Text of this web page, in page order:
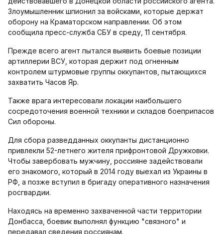
Злоумышленник шпионил за войсками, которые держат
оборону на Краматорском направлении. Об этом
сообщила пресс-служба СБУ в среду, 11 сентября.
Прежде всего агент пытался выявить боевые позиции
артиллерии ВСУ, которая держит под огненным
контролем штурмовые группы оккупантов, пытающихся
захватить Часов Яр.
Также врага интересовали локации наибольшего
сосредоточения военной техники и складов боеприпасов
Сил обороны.
Для сбора разведданных оккупанты дистанционно
привлекли 52-летнего жителя прифронтовой Дружковки.
Чтобы завербовать мужчину, россияне задействовали
его знакомого, который в 2014 году выехал из Украины в
РФ, а позже вступил в бригаду оперативного назначения
росгвардии.
Находясь на временно захваченной части территории
Донбасса, боевик выполнял функцию "связного" и
передавал сведения россиянам.